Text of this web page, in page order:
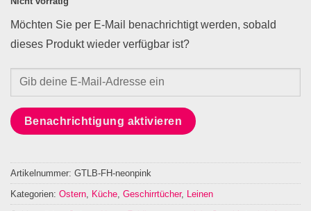
Möchten Sie per E-Mail benachrichtigt werden, sobald
dieses Produkt wieder verfügbar ist?
Benachrichtigung aktivieren
Artikelnummer: GTLB-FH-neonpink
Kategorien: Ostern Küche Geschirrtücher, Leinen